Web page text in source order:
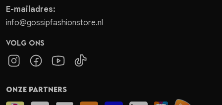
E-mailadres:
info@gossipfashionstore.nl
Volg ons
Onze partners